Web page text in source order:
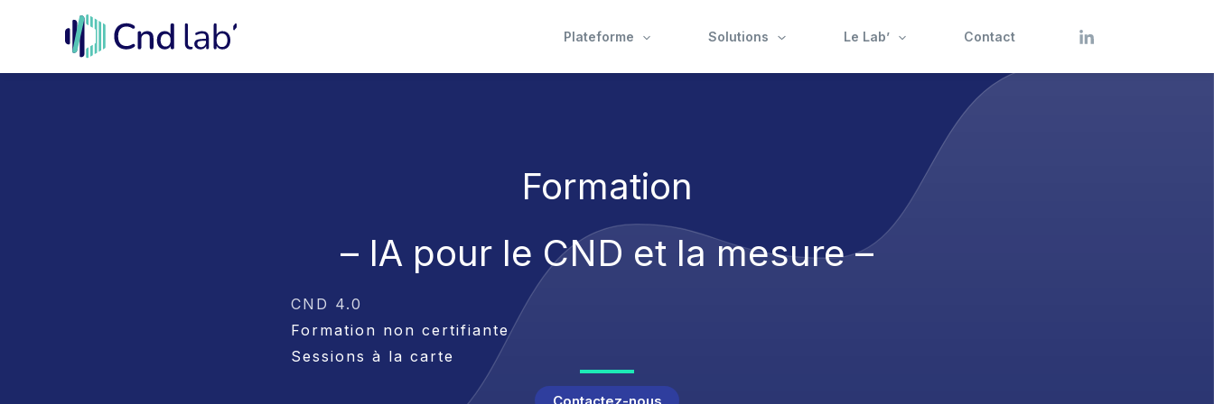
Plateforme Solutions Le Lab’ Contact
Formation
– IA pour le CND et la mesure –
CND 4.0
Formation non certifiante
Sessions à la carte
Contactez-nous